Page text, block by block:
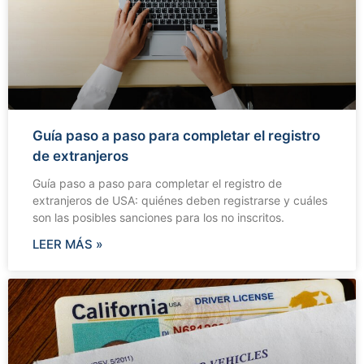
Guía paso a paso para completar el registro
de extranjeros
Guía paso a paso para completar el registro de
extranjeros de USA: quiénes deben registrarse y cuáles
son las posibles sanciones para los no inscritos.
LEER MÁS »